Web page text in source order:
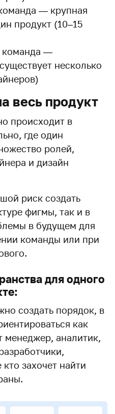
— крупная
продукт (10–15
команда —
несколько
весь продукт
происходит в
где один
ролей,
и дизайн
риск создать
фигмы, так и в
в будущем для
команды или при
для одного
создать порядок, в
как
менеджер, аналитик,
захочет найти